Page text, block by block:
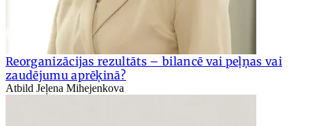
Reorganizācijas rezultāts – bilancē vai peļņas vai
zaudējumu aprēķinā?
Atbild Jeļena Mihejenkova